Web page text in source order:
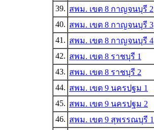
39. สพม. เขต 8 กาญจนบุรี 2
40. สพม. เขต 8 กาญจนบุรี 3
41. สพม. เขต 8 กาญจนบุรี 4
42. สพม. เขต 8 ราชบุรี 1
43. สพม. เขต 8 ราชบุรี 2
44. สพม. เขต 9 นครปฐม 1
45. สพม. เขต 9 นครปฐม 2
46. สพม. เขต 9 สุพรรณบุรี 1